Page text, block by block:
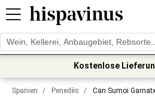
Kostenlose
Spanien / Penedès / Can Sumoi